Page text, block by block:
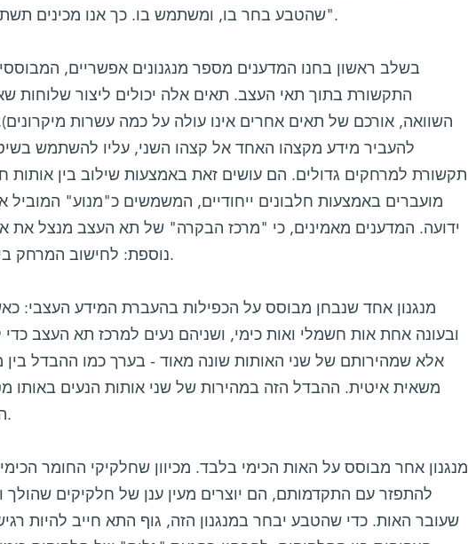
שהטבע בחר בו, ומשתמש בו. כך אנו מכינים תשתית למחקר ניסיוני ממוקד יותר".
בשלב ראשון בחנו המדענים מספר מנגנונים אפשריים,
התקשורת בתוך תאי העצב. תאים אלה יכולים ליצור שלוחות
השוואה, אורכם של תאים אחרים אינו עולה על כמה עשרות
להעביר מידע מקצהו האחד אל קצהו השני, עליו להשתמש
תקשורת למרחקים גדולים. הם עושים זאת באמצעות שילוב בין אותות
מועברים באמצעות חלבונים ייחודיים, המשמשים כ"מנוע" המוביל
ידועה. המדענים מאמינים, כי "מרכז הבקרה" של תא העצב מנצל
נוספת: לחישוב המרחק בינו לבין מקום הפגיעה העצבית.
מנגנון אחד שנבחן מבוסס על הכפילות בהעברת המידע העצבי:
ובעונה אחת אות חשמלי ואות כימי, ושניהם נעים למרכז תא העצב
אלא שמהירותם של שני האותות שונה מאוד - בערך כמו ההבדל בין
משאית איטית. ההבדל הזה במהירות של שני אותות הנעים
המסלול שלאורכו עברו האותות.
מנגנון אחר מבוסס על האות הכימי בלבד. מכיוון שחלקיקי החומר
להתפזר עם התקדמותם, הם יוצרים מעין ענן של חלקיקים
שעובר האות. כדי שהטבע יבחר במנגנון הזה, גוף התא חייב להיות